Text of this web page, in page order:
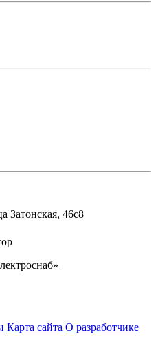
Затонская, 46с8
Карта сайта О разработчике